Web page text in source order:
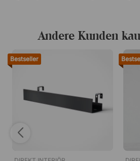
Andere Kunden
Bestseller